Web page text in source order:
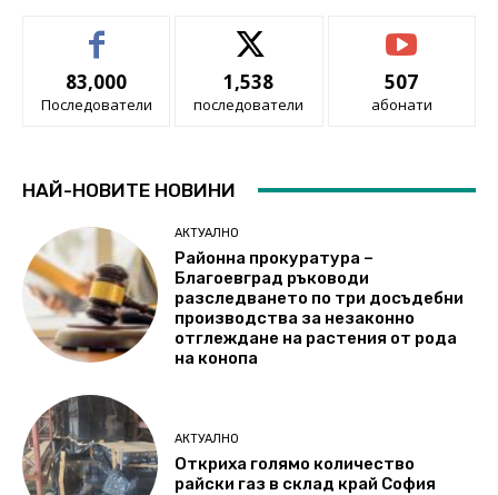
83,000
Последователи
1,538
последователи
507
абонати
НАЙ-НОВИТЕ НОВИНИ
АКТУАЛНО
Районна прокуратура –
Благоевград ръководи
разследването по три досъдебни
производства за незаконно
отглеждане на растения от рода
на конопа
АКТУАЛНО
Откриха голямо количество
райски газ в склад край София